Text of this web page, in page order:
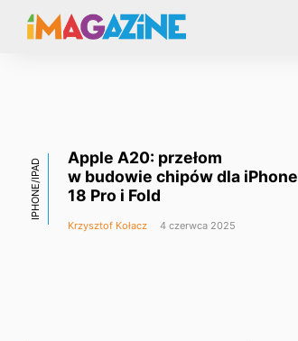
IPHONE/IPAD
Apple A20: przełom
w budowie chipów dla iPhone
18 Pro i Fold
Krzysztof Kołacz 4 czerwca 2025